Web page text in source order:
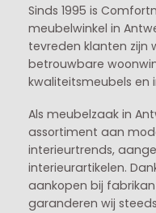
Sinds 1995 is
meubelwinkel in
tevreden klanten zijn
betrouwbare
kwaliteitsmeubels en
Als meubelzaak in
assortiment aan
interieurtrends,
interieurartikelen.
aankopen bij
garanderen wij